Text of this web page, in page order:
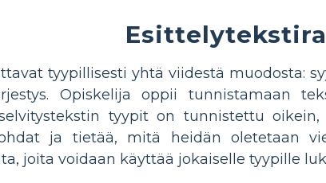
tyypillisesti yhtä viidestä muodosta:
Opiskelija oppii tunnistamaan
tyypit on tunnistettu
ja tietää, mitä heidän oletetaan
joita voidaan käyttää jokaiselle tyypille